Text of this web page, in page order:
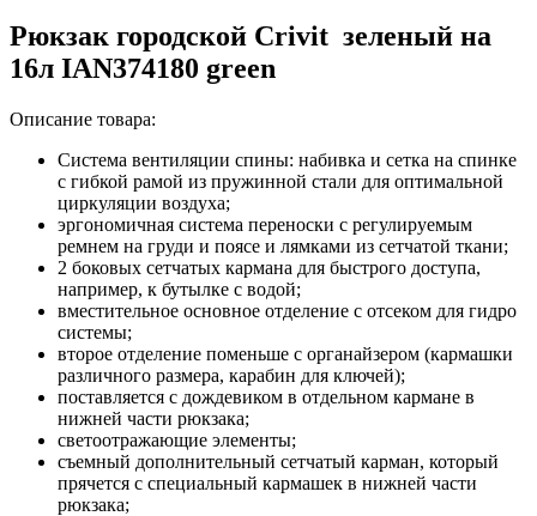
Рюкзак городской Crivit зеленый на
16л IAN374180 green
Описание товара:
Система вентиляции спины: набивка и сетка на спинке
с гибкой рамой из пружинной стали для оптимальной
циркуляции воздуха;
эргономичная система переноски с регулируемым
ремнем на груди и поясе и лямками из сетчатой ткани;
2 боковых сетчатых кармана для быстрого доступа,
например, к бутылке с водой;
вместительное основное отделение с отсеком для гидро
системы;
второе отделение поменьше с органайзером (кармашки
различного размера, карабин для ключей);
поставляется с дождевиком в отдельном кармане в
нижней части рюкзака;
светоотражающие элементы;
съемный дополнительный сетчатый карман, который
прячется с специальный кармашек в нижней части
рюкзака;